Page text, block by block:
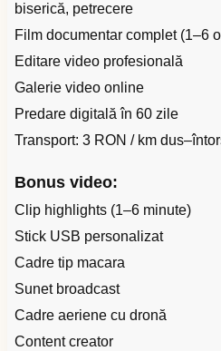
biserică, petrecere
Film documentar complet (1–6
Editare video profesională
Galerie video online
Predare digitală în 60 zile
Transport: 3 RON / km
Bonus video:
Clip highlights (1–6 minute)
Stick USB personalizat
Cadre tip macara
Sunet broadcast
Cadre aeriene cu dronă
Content creator